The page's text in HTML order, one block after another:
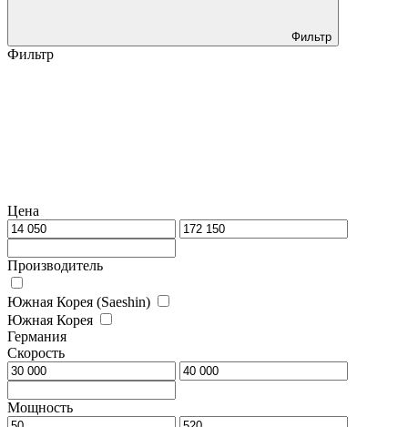
Фильтр
Фильтр
Цена
Производитель
Южная Корея (Saeshin)
Южная Корея
Германия
Скорость
Мощность